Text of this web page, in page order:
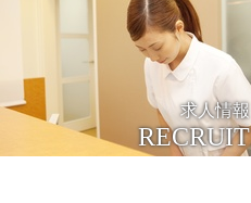
求人情報
RECRUIT